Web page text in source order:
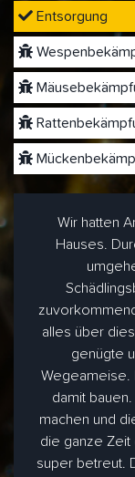
Entsorgung
Wir hatten
Hauses.
alles über
genügte
Wegeameise.
damit
machen und
die ganze Zeit
super betreut.